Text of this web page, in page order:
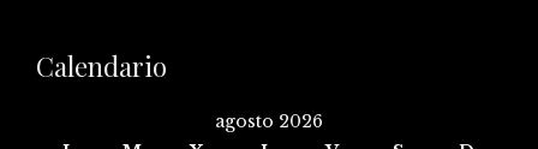
Calendario
agosto 2026